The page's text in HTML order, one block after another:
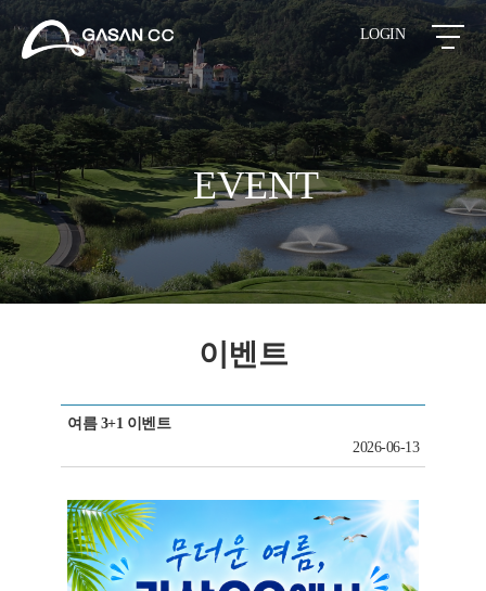
LOGIN
EVENT
이벤트
여름 3+1 이벤트
2026-06-13